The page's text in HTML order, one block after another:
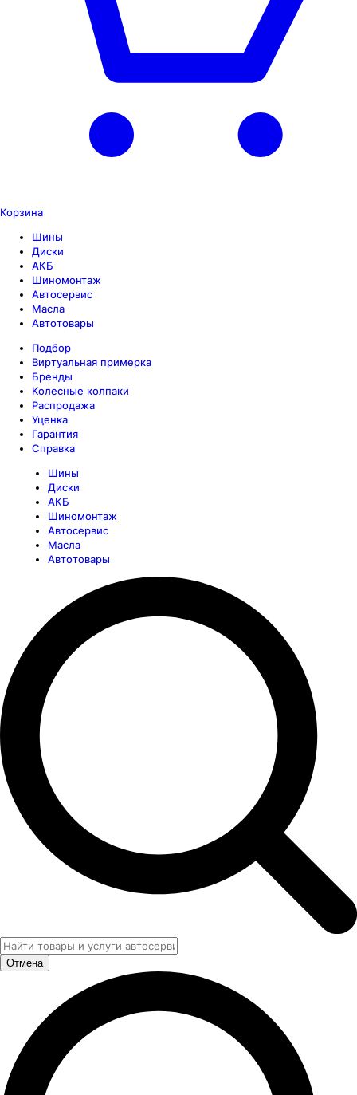
Корзина
Шины
Диски
АКБ
Шиномонтаж
Автосервис
Масла
Автотовары
Подбор
Виртуальная примерка
Бренды
Колесные колпаки
Распродажа
Уценка
Гарантия
Справка
Шины
Диски
АКБ
Шиномонтаж
Автосервис
Масла
Автотовары
Отмена